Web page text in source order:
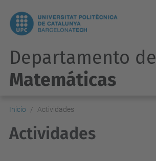
Departamento de
Matemáticas
Inicio Actividades
Actividades